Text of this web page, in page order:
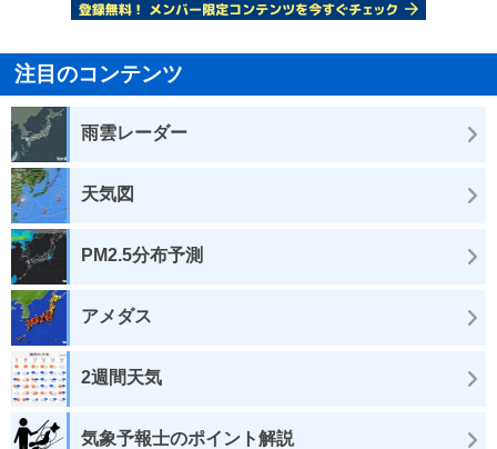
注目のコンテンツ
雨雲レーダー
天気図
PM2.5分布予測
アメダス
2週間天気
気象予報士のポイント解説